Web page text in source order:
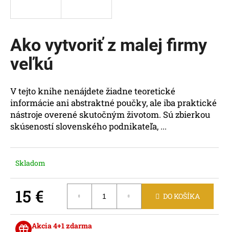
Ako vytvoriť z malej firmy
veľkú
V tejto knihe nenájdete žiadne teoretické
informácie ani abstraktné poučky, ale iba praktické
nástroje overené skutočným životom. Sú zbierkou
skúseností slovenského podnikateľa, ...
Skladom
15 € DO KOŠÍKA
Akcia 4+1 zdarma
s
ť
?
HĽADAŤ
O